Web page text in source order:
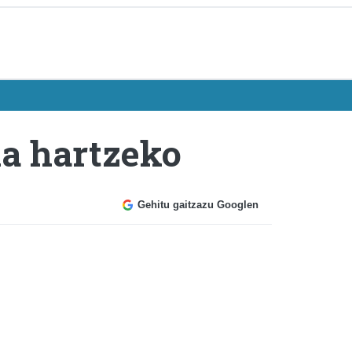
hartzeko
Gehitu gaitzazu Googlen